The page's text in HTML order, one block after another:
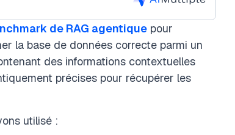
de RAG agentique pour
la base de données correcte parmi un
des informations contextuelles
précises pour récupérer les
utilisé :